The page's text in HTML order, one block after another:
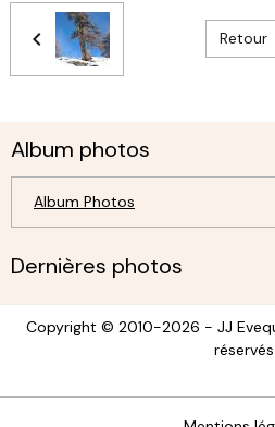
Retour
Album photos
Album Photos
Dernières photos
Copyright © 2010-2026 - JJ
réservés